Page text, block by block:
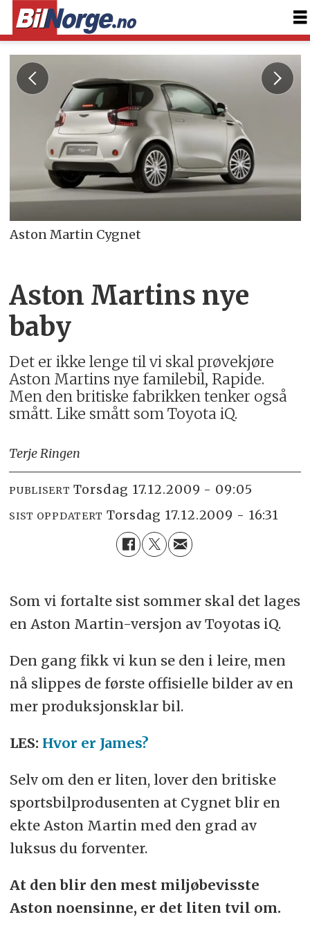
Aston Martin Cygnet
Aston Martins nye
baby
Det er ikke lenge til vi skal prøvekjøre
Aston Martins nye familebil, Rapide.
Men den britiske fabrikken tenker også
smått. Like smått som Toyota iQ.
Terje Ringen
PUBLISERT torsdag 17.12.2009 - 09:05
SIST OPPDATERT torsdag 17.12.2009 - 16:31
Som vi fortalte sist sommer skal det lages
en Aston Martin-versjon av Toyotas iQ.
Den gang fikk vi kun se den i leire, men
nå slippes de første offisielle bilder av en
mer produksjonsklar bil.
LES: Hvor er James?
Selv om den er liten, lover den britiske
sportsbilprodusenten at Cygnet blir en
ekte Aston Martin med den grad av
luksus du forventer.
At den blir den mest miljøbevisste
Aston noensinne, er det liten tvil om.